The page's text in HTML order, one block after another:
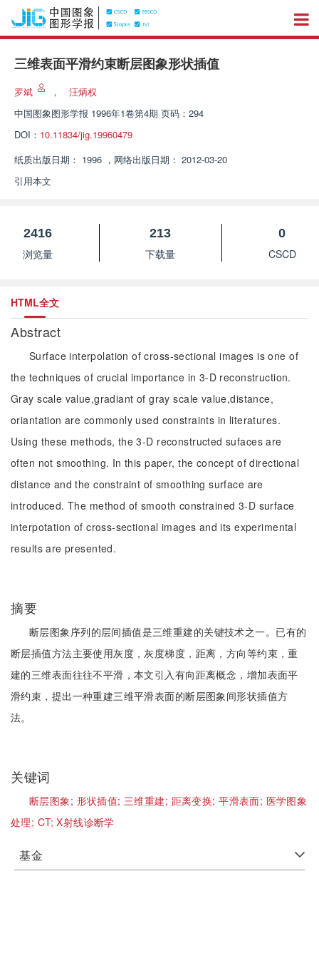
三维表面平滑约束断层图象形状插值
罗斌 ，
汪炳权
中国图象图形学报 1996年1卷第4期 页码：294
DOI： 10.11834/jig.19960479
纸质出版日期： 1996 ， 网络出版日期： 2012-03-20
引用本文
2416
浏览量
213
下载量
0
CSCD
HTML全文
Abstract
Surface interpolation of cross-sectional images is one of
the techniques of crucial importance in 3-D reconstruction.
Gray scale value,gradiant of gray scale value,distance,
oriantation are commonly used constraints in literatures.
Using these methods, the 3-D reconstructed sufaces are
often not smoothing. In this paper, the concept of directional
distance and the constraint of smoothing surface are
introduced. The method of smooth constrained 3-D surface
interpotation of cross-sectional images and its experimental
results are presented.
摘要
断层图象序列的层间插值是三维重建的关键技术之一。已有的
断层插值方法主要使用灰度，灰度梯度，距离，方向等约束，重
建的三维表面往往不平滑，本文引入有向距离概念，增加表面平
滑约束，提出一种重建三维平滑表面的断层图象间形状插值方
法。
关键词
断层图象; 形状插值;三维重建; 距离变换;平滑表面; 医学图象
处理; CT;X射线诊断学
基金